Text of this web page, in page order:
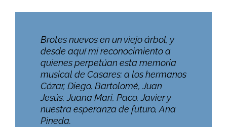
Brotes nuevos en un viejo árbol, y
desde aquí mi reconocimiento a
quienes perpetúan esta memoria
musical de Casares: a los hermanos
Cózar, Diego, Bartolomé, Juan
Jesús, Juana Mari, Paco, Javier y
nuestra esperanza de futuro, Ana
Pineda.